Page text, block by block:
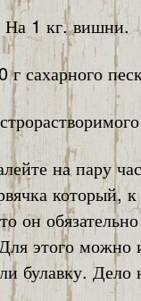
На 1 кг. вишни.
г сахарного
на пару
который,
он
этого можно
булавку. Дело